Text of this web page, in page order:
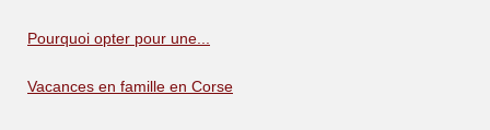
Pourquoi opter pour une...
Vacances en famille en Corse